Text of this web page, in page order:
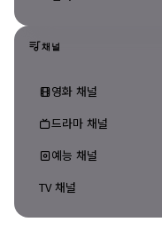
채널
영화 채널
드라마 채널
예능 채널
TV 채널